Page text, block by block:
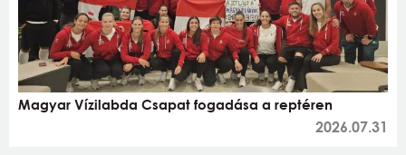
Magyar Vízilabda Csapat fogadása a reptéren
2026.07.31